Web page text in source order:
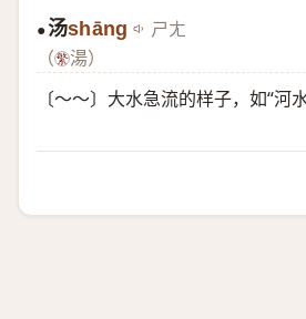
●汤shāng ㄕㄤ
（
湯）
〔～～〕大水急流的样子，如“河